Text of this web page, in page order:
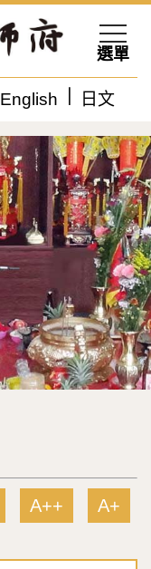
English 日文
選單
A++ A+